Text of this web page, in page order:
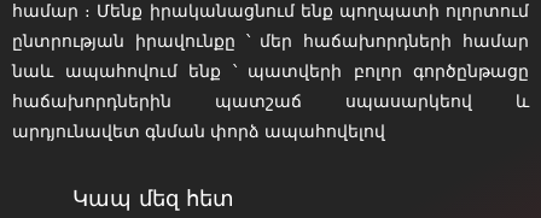
համար ։ Մենք իրականացնում ենք պողպատի ոլորտում
ընտրության իրավունքը ՝ մեր հաճախորդների համար
նաև ապահովում ենք ՝ պատվերի բոլոր գործընթացը
հաճախորդներին պատշաճ սպասարկեով և
արդյունավետ գնման փորձ ապահովելով
Կապ մեզ հետ